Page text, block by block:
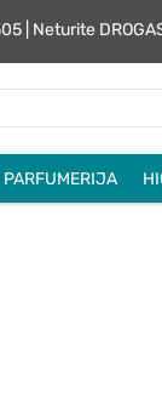
Neturite
PARFUMERIJA